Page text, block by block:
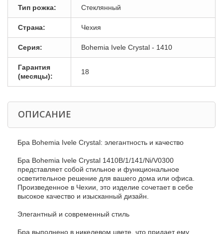
Тип рожка: Стеклянный
Страна: Чехия
Серия: Bohemia Ivele Crystal - 1410
Гарантия
(месяцы):
18
ОПИСАНИЕ
Бра Bohemia Ivele Crystal: элегантность и качество
Бра Bohemia Ivele Crystal 1410B/1/141/Ni/V0300
представляет собой стильное и функциональное
осветительное решение для вашего дома или офиса.
Произведенное в Чехии, это изделие сочетает в себе
высокое качество и изысканный дизайн.
Элегантный и современный стиль
Бра выполнено в никелевом цвете, что придает ему